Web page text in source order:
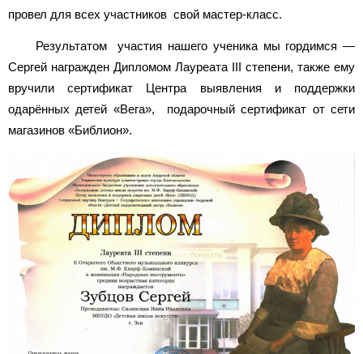
провел для всех участников свой мастер-класс.
Результатом участия нашего ученика мы гордимся —
Сергей награжден Дипломом Лауреата III степени, также ему
вручили сертификат Центра выявления и поддержки
одарённых детей «Вега», подарочный сертификат от сети
магазинов «Библион».